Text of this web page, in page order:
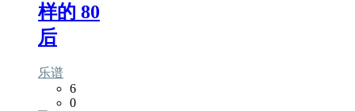
样的 80
后
乐谱
6
0